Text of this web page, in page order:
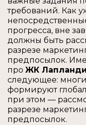
требований. Как
прогресса, вне
должны быть
разрезе
предпосылок.
про ЖК
следующее:
формируют
при этом —
разрезе
предпосылок.